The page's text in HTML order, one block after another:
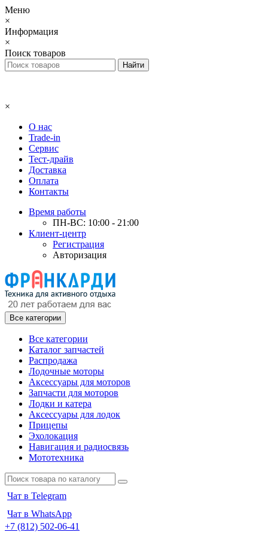
Меню
×
Информация
×
Поиск товаров
×
О нас
Trade-in
Сервис
Тест-драйв
Доставка
Оплата
Контакты
Время работы
ПН-ВС: 10:00 - 21:00
Клиент-центр
Регистрация
Авторизация
Все категории
Все категории
Каталог запчастей
Распродажа
Лодочные моторы
Аксессуары для моторов
Запчасти для моторов
Лодки и катера
Аксессуары для лодок
Прицепы
Эхолокация
Навигация и радиосвязь
Мототехника
Чат в Telegram
Чат в WhatsApp
+7 (812) 502-06-41